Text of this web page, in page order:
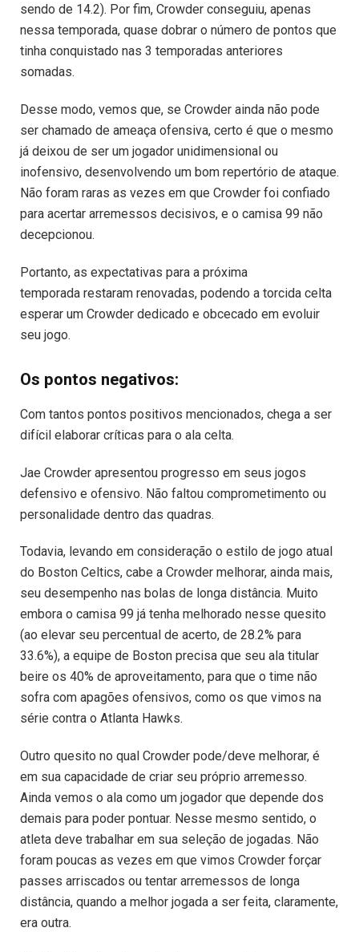
sendo de 14.2). Por fim, Crowder conseguiu, apenas
nessa temporada, quase dobrar o número de pontos que
tinha conquistado nas 3 temporadas anteriores
somadas.
Desse modo, vemos que, se Crowder ainda não pode
ser chamado de ameaça ofensiva, certo é que o mesmo
já deixou de ser um jogador unidimensional ou
inofensivo, desenvolvendo um bom repertório de ataque.
Não foram raras as vezes em que Crowder foi confiado
para acertar arremessos decisivos, e o camisa 99 não
decepcionou.
Portanto, as expectativas para a próxima
temporada restaram renovadas, podendo a torcida celta
esperar um Crowder dedicado e obcecado em evoluir
seu jogo.
Os pontos negativos:
Com tantos pontos positivos mencionados, chega a ser
difícil elaborar críticas para o ala celta.
Jae Crowder apresentou progresso em seus jogos
defensivo e ofensivo. Não faltou comprometimento ou
personalidade dentro das quadras.
Todavia, levando em consideração o estilo de jogo atual
do Boston Celtics, cabe a Crowder melhorar, ainda mais,
seu desempenho nas bolas de longa distância. Muito
embora o camisa 99 já tenha melhorado nesse quesito
(ao elevar seu percentual de acerto, de 28.2% para
33.6%), a equipe de Boston precisa que seu ala titular
beire os 40% de aproveitamento, para que o time não
sofra com apagões ofensivos, como os que vimos na
série contra o Atlanta Hawks.
Outro quesito no qual Crowder pode/deve melhorar, é
em sua capacidade de criar seu próprio arremesso.
Ainda vemos o ala como um jogador que depende dos
demais para poder pontuar. Nesse mesmo sentido, o
atleta deve trabalhar em sua seleção de jogadas. Não
foram poucas as vezes em que vimos Crowder forçar
passes arriscados ou tentar arremessos de longa
distância, quando a melhor jogada a ser feita, claramente,
era outra.